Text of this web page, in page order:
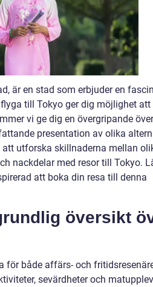
är en stad som erbjuder en
till Tokyo ger dig möjlighet att
vi ge dig en övergripande
presentation av olika
utforska skillnaderna mellan
nackdelar med resor till Tokyo.
att boka din resa till denna
översikt
för både affärs- och
sevärdheter och